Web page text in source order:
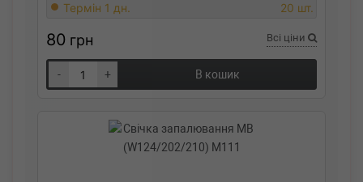
Термін 1 дн. 20 шт.
80 грн Всі ціни
- + В кошик